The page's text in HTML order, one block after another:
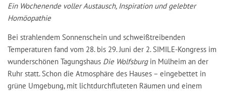
Ein Wochenende voller Austausch, Inspiration und gelebter
Homöopathie
Bei strahlendem Sonnenschein und schweißtreibenden
Temperaturen fand vom 28. bis 29. Juni der 2. SIMILE-Kongress im
wunderschönen Tagungshaus Die Wolfsburgin Mülheim an der
Ruhr statt. Schon die Atmosphäre des Hauses – eingebettet in
grüne Umgebung, mit lichtdurchfluteten Räumen und einem